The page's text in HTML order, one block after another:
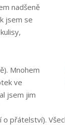
nadšeně
jsem se
Mnohem
ve
jsem jim
o přátelství).